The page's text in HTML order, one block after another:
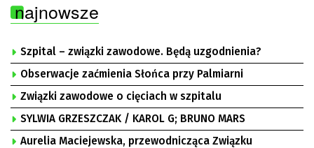
najnowsze
Szpital – związki zawodowe. Będą uzgodnienia?
Obserwacje zaćmienia Słońca przy Palmiarni
Związki zawodowe o cięciach w szpitalu
SYLWIA GRZESZCZAK / KAROL G; BRUNO MARS
Aurelia Maciejewska, przewodnicząca Związku